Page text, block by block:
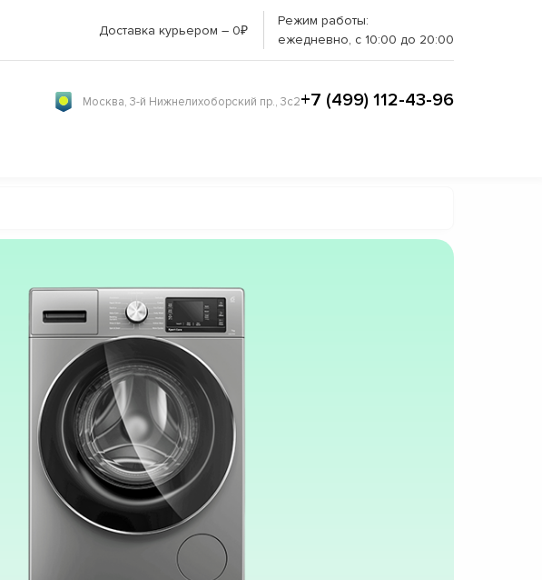
Доставка курьером – 0₽
Режим работы:
ежедневно, с 10:00 до 20:00
Москва, 3-й Нижнелихоборский пр., 3с2+7 (499) 112-43-96